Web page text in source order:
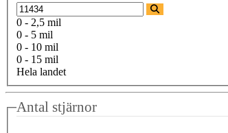
0 - 2,5 mil
0 - 5 mil
0 - 10 mil
0 - 15 mil
Hela landet
Antal stjärnor